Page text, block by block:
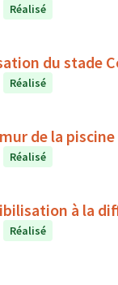
Réalisé
du stade
Réalisé
de la
Réalisé
à la
Réalisé